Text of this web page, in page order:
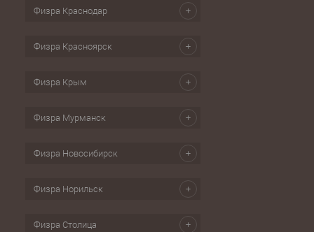
Физра Краснодар
Физра Красноярск
Физра Крым
Физра Мурманск
Физра Новосибирск
Физра Норильск
Физра Столица